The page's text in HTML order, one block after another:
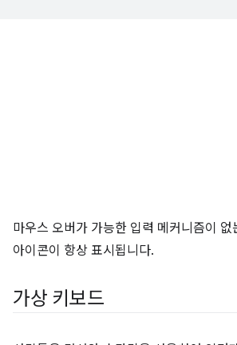
마우스 오버가 가능한 입력 메커니즘이
아이콘이 항상 표시됩니다.
가상 키보드